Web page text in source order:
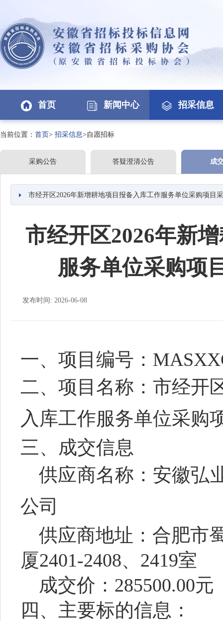
首页 新闻中心 招采信息
当前位置： 首页> 招采信息>自愿招标
采购公告 答疑澄清公告 成
市经开区2026年新增耕地项目报备入库工作服务单位采购项目
市经开区2026年新
服务单位采购项
发布时间: 2026-06-08
一、 项目编号：
二、项目名称： 市经开
入库工作服务单位采购
三、成交信息
供应商名称： 安徽弘
公司
供应商地址：合肥市
厦2401-2408、2419室
成交价 ： 285500.00元
四、主要标的信息：